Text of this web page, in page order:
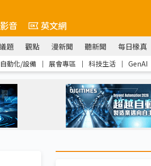
影音 英文網
題 觀點 漫新聞 聽新聞 每日椽真
自動化/設備 ｜ 展會專區 ｜ 科技生活 ｜ GenAI